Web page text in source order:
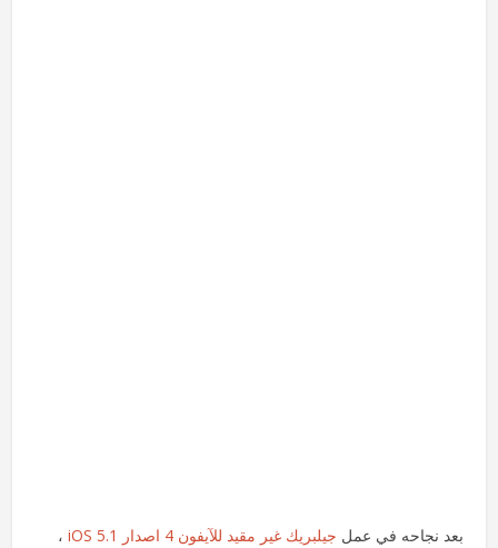
بعد نجاحه في عمل جيلبريك غير مقيد للآيفون 4 اصدار iOS 5.1
،